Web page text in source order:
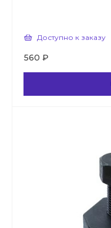
Доступно к заказу
560 ₽